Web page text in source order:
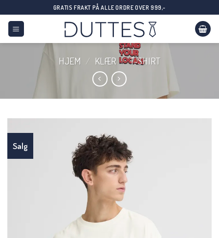
to
content
GRATIS FRAKT PÅ ALLE ORDRE OVER 999,-
HJEM / KLÆR / T-SHIRT
Salg